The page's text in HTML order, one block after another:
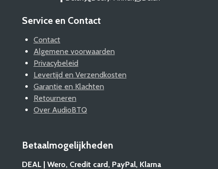
Service en Contact
Contact
Algemene voorwaarden
Privacybeleid
Levertijd en Verzendkosten
Garantie en Klachten
Retourneren
Over AudioBTQ
Betaalmogelijkheden
DEAL | Wero, Credit card, PayPal, Klarna